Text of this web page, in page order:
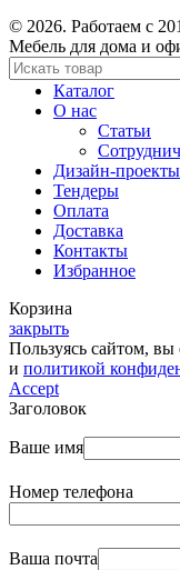
© 2026. Работаем с
Мебель для дома и
Каталог
О нас
Статьи
Дизайн-проекты
Тендеры
Оплата
Доставка
Контакты
Избранное
Корзина
закрыть
Пользуясь сайтом, вы
и политикой
Accept
Заголовок
Ваше имя
Номер телефона
Ваша почта